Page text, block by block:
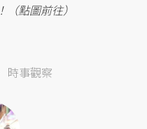
點圖前往）
時事觀察